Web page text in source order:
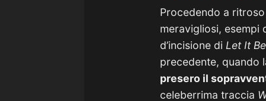
Procedendo a
meravigliosi, esempi
d’incisione di Let It Be
precedente, quando
presero il
celeberrima traccia